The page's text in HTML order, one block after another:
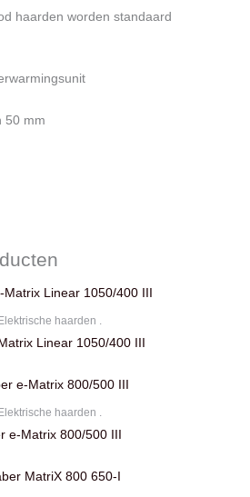
haarden worden standaard
50 mm
Elektrische haarden .
Linear 1050/400 III
Elektrische haarden .
e-Matrix 800/500 III